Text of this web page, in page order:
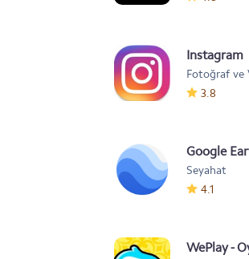
Instagram
Fotoğraf ve
3.8
Google
Seyahat
4.1
WePlay -